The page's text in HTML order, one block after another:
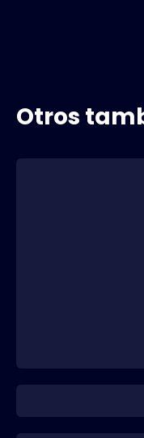
Otros